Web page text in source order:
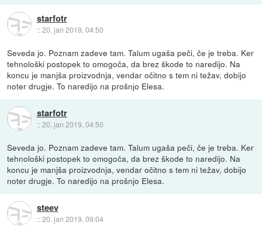
starfotr
::20. jan 2019, 04:50
Seveda jo. Poznam zadeve tam. Talum ugaša peči, če je treba. Ker
tehnološki postopek to omogoča, da brez škode to naredijo. Na
koncu je manjša proizvodnja, vendar očitno s tem ni težav, dobijo
noter drugje. To naredijo na prošnjo Elesa.
starfotr
::20. jan 2019, 04:50
Seveda jo. Poznam zadeve tam. Talum ugaša peči, če je treba. Ker
tehnološki postopek to omogoča, da brez škode to naredijo. Na
koncu je manjša proizvodnja, vendar očitno s tem ni težav, dobijo
noter drugje. To naredijo na prošnjo Elesa.
steev
::20. jan 2019, 09:04